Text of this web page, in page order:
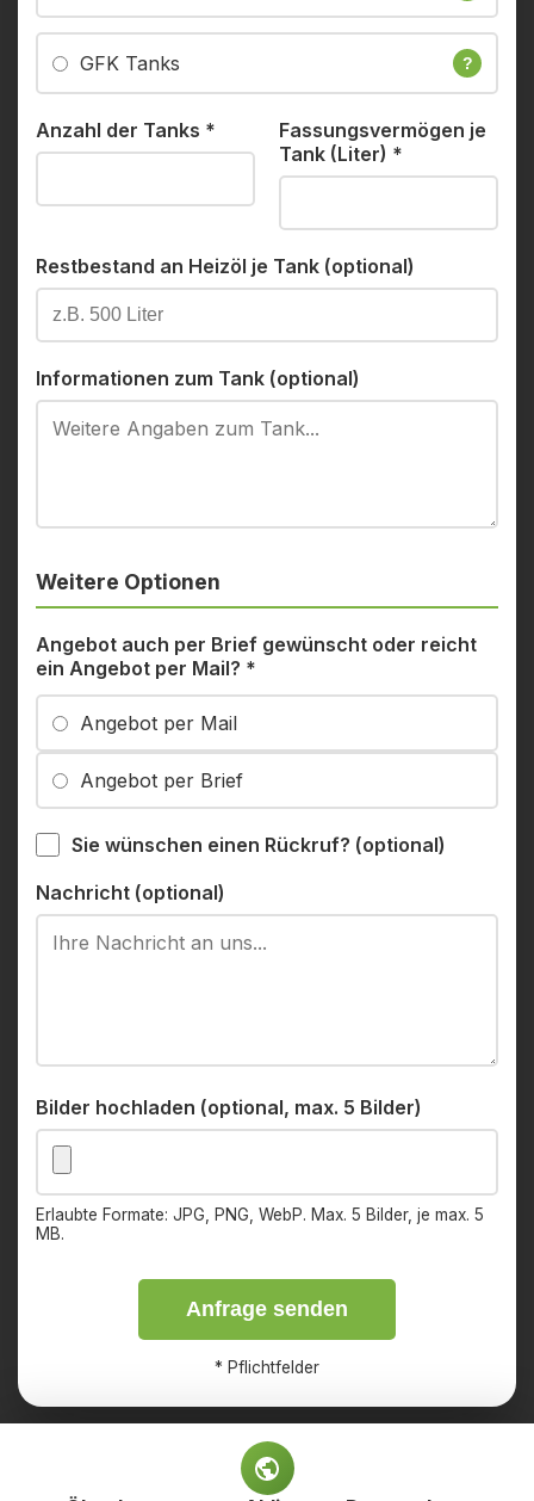
GFK Tanks ?
Anzahl der Tanks *
Fassungsvermögen je
Tank (Liter) *
Restbestand an Heizöl je Tank (optional)
Informationen zum Tank (optional)
Weitere Optionen
Angebot auch per Brief gewünscht oder reicht
ein Angebot per Mail? *
Angebot per Mail
Angebot per Brief
Sie wünschen einen Rückruf? (optional)
Nachricht (optional)
Bilder hochladen (optional, max. 5 Bilder)
Erlaubte Formate: JPG, PNG, WebP. Max. 5 Bilder, je max. 5
MB.
Anfrage senden
* Pflichtfelder